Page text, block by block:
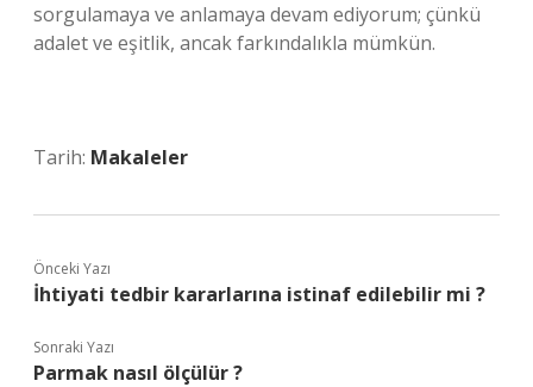
sorgulamaya ve anlamaya devam ediyorum; çünkü
adalet ve eşitlik, ancak farkındalıkla mümkün.
Tarih: Makaleler
Önceki Yazı
İhtiyati tedbir kararlarına istinaf edilebilir mi ?
Sonraki Yazı
Parmak nasıl ölçülür ?